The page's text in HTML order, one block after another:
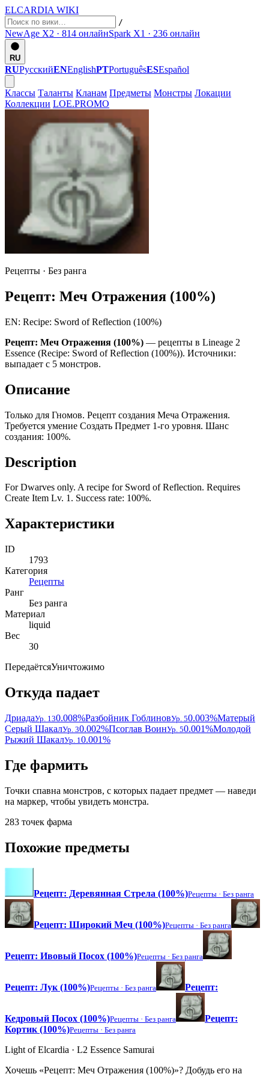
ELCARDIA WIKI
/
NewAge X2 · 814 онлайнSpark X1 · 236 онлайн
RU
RUРусскийENEnglishPTPortuguêsESEspañol
Классы Таланты Кланам Предметы Монстры Локации
Коллекции LOE.PROMO
Рецепты · Без ранга
Рецепт: Меч Отражения (100%)
EN: Recipe: Sword of Reflection (100%)
Рецепт: Меч Отражения (100%) — рецепты в Lineage 2
Essence (Recipe: Sword of Reflection (100%)). Источники:
выпадает с 5 монстров.
Описание
Только для Гномов. Рецепт создания Меча Отражения.
Требуется умение Создать Предмет 1-го уровня. Шанс
создания: 100%.
Description
For Dwarves only. A recipe for Sword of Reflection. Requires
Create Item Lv. 1. Success rate: 100%.
Характеристики
ID
1793
Категория
Рецепты
Ранг
Без ранга
Материал
liquid
Вес
30
ПередаётсяУничтожимо
Откуда падает
ДриадаУр. 130.008%Разбойник ГоблиновУр. 50.003%Матерый
Серый ШакалУр. 30.002%Псоглав ВоинУр. 50.001%Молодой
Рыжий ШакалУр. 10.001%
Где фармить
Точки спавна монстров, с которых падает предмет — наведи
на маркер, чтобы увидеть монстра.
283 точек фарма
Похожие предметы
Рецепт: Деревянная Стрела (100%)Рецепты · Без ранга
Рецепт: Широкий Меч (100%)Рецепты · Без ранга
Рецепт: Ивовый Посох (100%)Рецепты · Без ранга
Рецепт: Лук (100%)Рецепты · Без ранга Рецепт:
Кедровый Посох (100%)Рецепты · Без ранга
Рецепт:
Кортик (100%)Рецепты · Без ранга
Light of Elcardia · L2 Essence Samurai
Хочешь «Рецепт: Меч Отражения (100%)»? Добудь его на